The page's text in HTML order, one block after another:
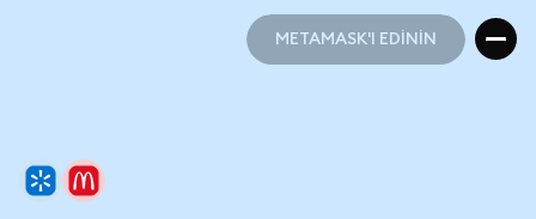
METAMASK'I EDİNİN